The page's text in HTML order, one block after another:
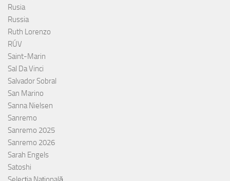
Rusia
Russia
Ruth Lorenzo
RÚV
Saint-Marin
Sal Da Vinci
Salvador Sobral
San Marino
Sanna Nielsen
Sanremo
Sanremo 2025
Sanremo 2026
Sarah Engels
Satoshi